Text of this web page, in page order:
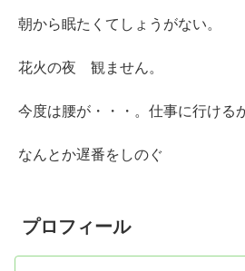
朝から眠たくてしょうがない。
花火の夜 観ません。
今度は腰が・・・。仕事に行ける
なんとか遅番をしのぐ
プロフィール